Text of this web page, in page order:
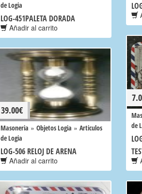
de Logia
LOG-451PALETA DORADA
Añadir al carrito
de
39.00€
Masoneria » Objetos Logia » Articulos
de Logia
LOG-506 RELOJ DE ARENA
Añadir al carrito